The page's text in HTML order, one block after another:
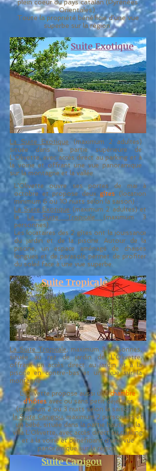
plein coeur du pays catalan (Pyrénées
Orientales).
Toute la propriété bénéficie d'une vue
superbe sur la région.
Suite Exotique
La Suite Exotique (maximum 2 adultes)
située dans la partie supérieure de
L'Olivette, avec accès direct au parking et à
la voirie et offrant une vue panoramique
sur la montagne et la vallée.
L'Olivette ouvre ses portes de mai à
octobre et propose deux gîtes (location
minimum 6 ou 10 nuits selon la saison) :
La Suite Exotique (maximum 2 adultes) et
la
La Suite Tropicale (maximum 3
personnes).
Les locataires des 2 gîtes ont la jouissance
du jardin et de la piscine. Autour de la
piscine, un espace aménagé de chaises
longues et de parasols permet de profiter
du soleil face à une vue superbe.
Suite Tropicale
La Suite Tropicale, maximum 3 personnes,
située au rez de jardin de L'Olivette,
offrant un accès direct au jardin et à la
piscine en contre-bas et une vue sur la
montagne.
L'Olivette propose aussi unechambre
d'hôtes avec ou sans petit déjeuner
(minimum 2 ou 3 nuits selon la saison) :
la Suite Canigou, maximum 2 personnes et
un bébé, située dans la partie haute de la
villa L'Olivette, avec accès direct au parking
et à la voirie et bénéficiant d'une vue
panoramique sur la région.
Suite Canigou